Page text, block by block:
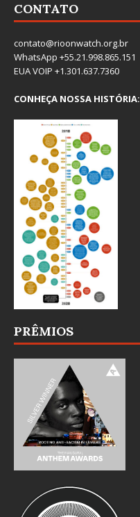
CONTATO
contato@rioonwatch.org.br
WhatsApp +55.21.998.865.151
EUA VOIP +1.301.637.7360
CONHEÇA NOSSA HISTÓRIA:
PRÊMIOS